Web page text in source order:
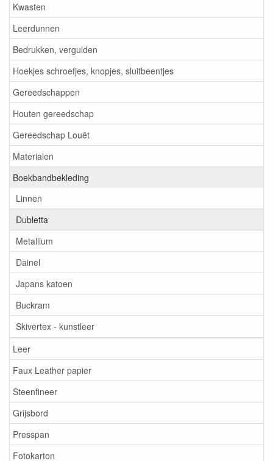
Kwasten
Leerdunnen
Bedrukken, vergulden
Hoekjes schroefjes, knopjes, sluitbeentjes
Gereedschappen
Houten gereedschap
Gereedschap Louët
Materialen
Boekbandbekleding
Linnen
Dubletta
Metallium
Dainel
Japans katoen
Buckram
Skivertex - kunstleer
Leer
Faux Leather papier
Steenfineer
Grijsbord
Presspan
Fotokarton